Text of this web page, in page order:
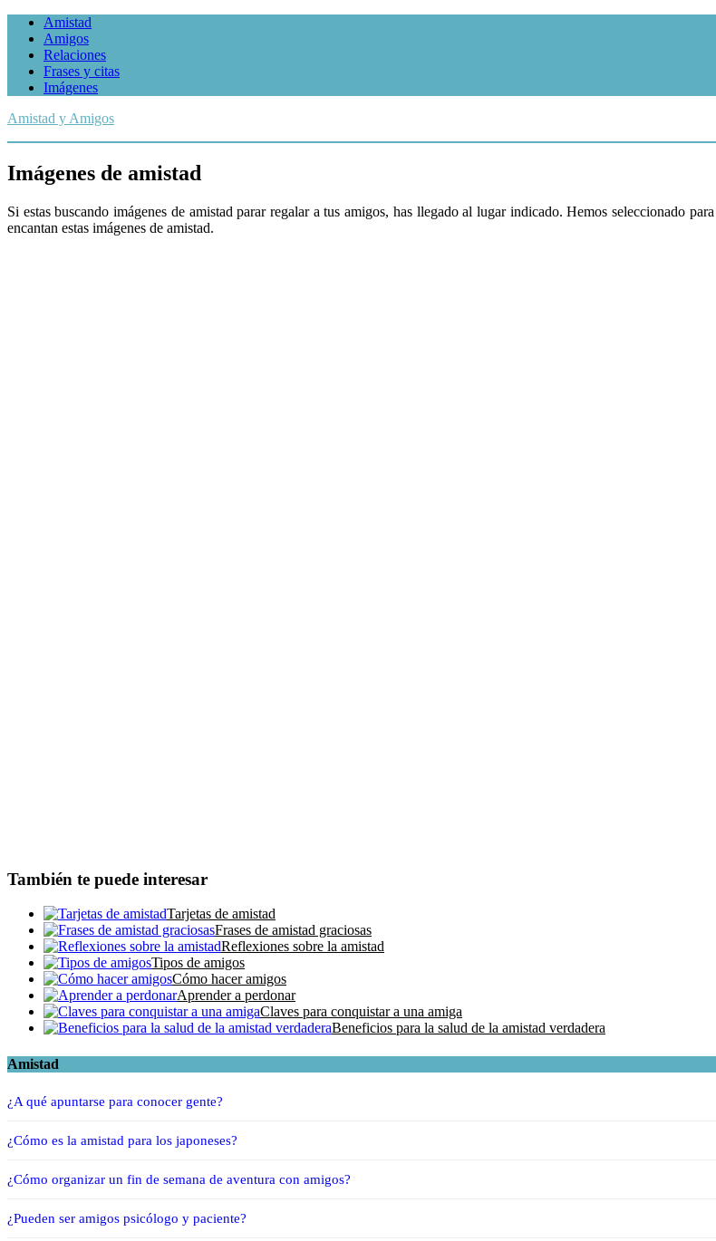
Amistad
Amigos
Relaciones
Frases y citas
Imágenes
Amistad y Amigos
Imágenes de amistad
Si estas buscando imágenes de amistad parar regalar a tus amigos, has llegado al lugar indicado. Hemos seleccionado
encantan estas imágenes de amistad.
También te puede interesar
Tarjetas de amistad
Frases de amistad graciosas
Reflexiones sobre la amistad
Tipos de amigos
Cómo hacer amigos
Aprender a perdonar
Claves para conquistar a una amiga
Beneficios para la salud de la amistad verdadera
Amistad
¿A qué apuntarse para conocer gente?
¿Cómo es la amistad para los japoneses?
¿Cómo organizar un fin de semana de aventura con amigos?
¿Pueden ser amigos psicólogo y paciente?